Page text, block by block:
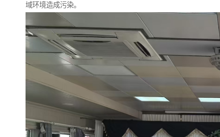
域环境造成污染。